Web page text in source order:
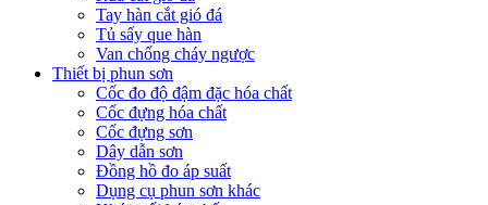
Tay hàn cắt gió đá
Tủ sấy que hàn
Van chống cháy ngược
Thiết bị phun sơn
Cốc đo độ đậm đặc hóa chất
Cốc đựng hóa chất
Cốc đựng sơn
Dây dẫn sơn
Đồng hồ đo áp suất
Dụng cụ phun sơn khác